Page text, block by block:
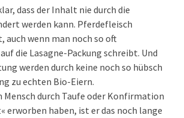
dass der Inhalt nie durch die
werden kann. Pferdefleisch
auch wenn man noch so oft
die Lasagne-Packung schreibt. Und
werden durch keine noch so hübsch
zu echten Bio-Eiern.
Mensch durch Taufe oder Konfirmation
erworben haben, ist er das noch lange